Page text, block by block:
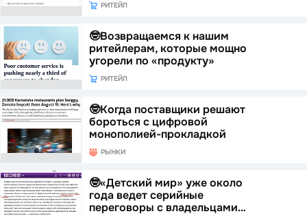
РИТЕЙЛ
🤓Возвращаемся к нашим
ритейлерам, которые мощно
угорели по «продукту»
РИТЕЙЛ
🤓Когда поставщики решают
бороться с цифровой
монополией-прокладкой
РЫНКИ
🤓«Детский мир» уже около
года ведет серийные
переговоры с владельцами…